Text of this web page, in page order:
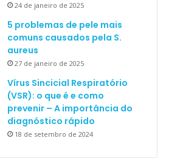
24 de janeiro de 2025
5 problemas de pele mais
comuns causados pela S.
aureus
27 de janeiro de 2025
Vírus Sincicial Respiratório
(VSR): o que é e como
prevenir – A importância do
diagnóstico rápido
18 de setembro de 2024